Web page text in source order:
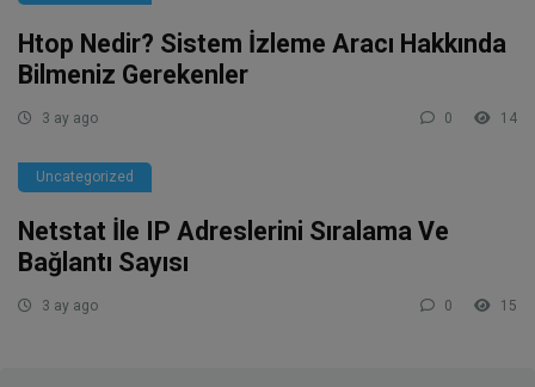
Htop Nedir? Sistem İzleme Aracı Hakkında
Bilmeniz Gerekenler
3 ay ago 0 14
Uncategorized
Netstat İle IP Adreslerini Sıralama Ve
Bağlantı Sayısı
3 ay ago 0 15